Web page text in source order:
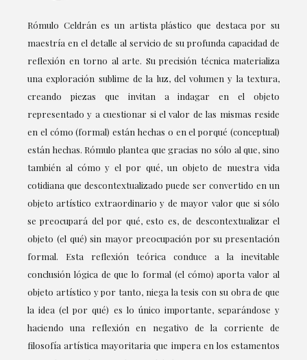
Rómulo Celdrán es un artista plástico que destaca por su
maestría en el detalle al servicio de su profunda capacidad de
reflexión en torno al arte. Su precisión técnica materializa
una exploración sublime de la luz, del volumen y la textura,
creando piezas que invitan a indagar en el objeto
representado y a cuestionar si el valor de las mismas reside
en el cómo (formal) están hechas o en el porqué (conceptual)
están hechas. Rómulo plantea que gracias no sólo al que, sino
también al cómo y el por qué, un objeto de nuestra vida
cotidiana que descontextualizado puede ser convertido en un
objeto artístico extraordinario y de mayor valor que si sólo
se preocupará del por qué, esto es, de descontextualizar el
objeto (el qué) sin mayor preocupación por su presentación
formal. Esta reflexión teórica conduce a la inevitable
conclusión lógica de que lo formal (el cómo) aporta valor al
objeto artístico y por tanto, niega la tesis con su obra de que
la idea (el por qué) es lo único importante, separándose y
haciendo una reflexión en negativo de la corriente de
filosofía artística mayoritaria que impera en los estamentos